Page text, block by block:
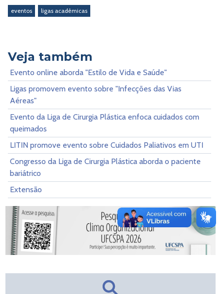
eventos ligas acadêmicas
Veja também
Evento online aborda "Estilo de Vida e Saúde"
Ligas promovem evento sobre "Infecções das Vias
Aéreas"
Evento da Liga de Cirurgia Plástica enfoca cuidados com
queimados
LITIN promove evento sobre Cuidados Paliativos em UTI
Congresso da Liga de Cirurgia Plástica aborda o paciente
bariátrico
Extensão